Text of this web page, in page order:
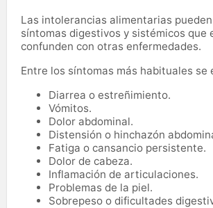
Las intolerancias alimentarias
síntomas digestivos y sistémicos que
confunden con otras enfermedades.
Entre los síntomas más habituales se
Diarrea o estreñimiento.
Vómitos.
Dolor abdominal.
Distensión o hinchazón
Fatiga o cansancio persistente.
Dolor de cabeza.
Inflamación de articulaciones.
Problemas de la piel.
Sobrepeso o dificultades